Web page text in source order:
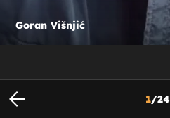
Goran Višnjić
1/24